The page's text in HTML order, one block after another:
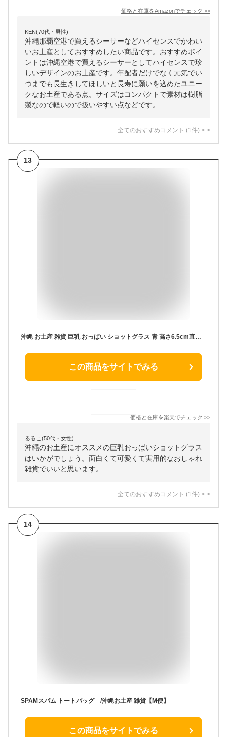
価格と在庫をAmazonでチェック >>
KEN(70代・男性)
沖縄那覇空港で買えるシーサーなどハイセンスでかわい
いお土産としておすすめしたい商品です。おすすめポイ
ントは沖縄空港で買えるシーサーとしてハイセンスで珍
しいデザインのお土産です。年配者だけでなく元気でい
つまでも長生きしてほしいと長寿に願いを込めたユニー
クなお土産である点。サイズはコンパクトで素材は樹脂
製なので軽いので扱いやすい点などです。
全てのおすすめコメント (1 件) >
13
沖縄 お土産 雑貨 巨乳 おっぱい ショットグラス 青 高さ6.5cm直径5cm テキーラ バカラ おもしろ かわいい おしゃれ 限定 沖縄土産 沖縄お土産 沖縄雑貨
この商品をサイトでみる
価格と在庫を楽天でチェック >>
るるこ(50代・女性)
沖縄のお土産にオススメの巨乳おっぱいショットグラス
はいかがでしょう。面白くて可愛くて実用的なおしゃれ
雑貨でいいと思います。
全てのおすすめコメント (1 件) >
14
SPAMスパム トートバッグ /沖縄お土産 雑貨【M便】
この商品をサイトでみる